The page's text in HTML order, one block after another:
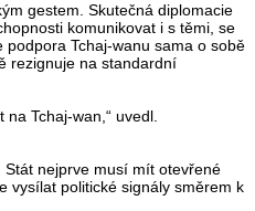
gestem. Skutečná diplomacie
komunikovat i s těmi, se
Tchaj-wanu sama o sobě
rezignuje na standardní
Tchaj-wan,“ uvedl.
Stát nejprve musí mít otevřené
vysílat politické signály směrem k